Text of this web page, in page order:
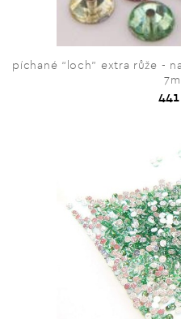
píchané “loch” extra růže -